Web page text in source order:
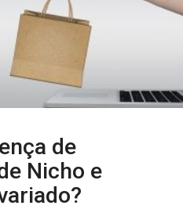
de
Nicho e